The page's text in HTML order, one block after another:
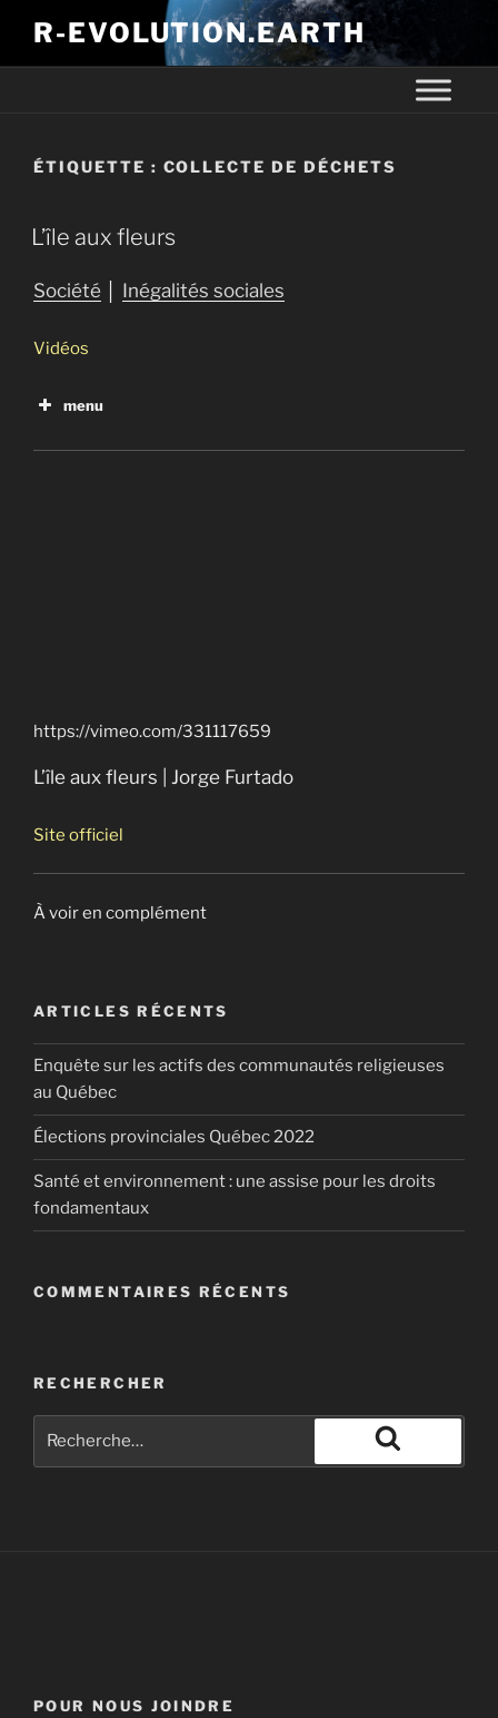
R-EVOLUTION.EARTH
ÉTIQUETTE : COLLECTE DE DÉCHETS
L’île aux fleurs
Société Inégalités sociales
Vidéos
menu
https://vimeo.com/331117659
L’île aux fleurs | Jorge Furtado
Site officiel
À voir en complément
ARTICLES RÉCENTS
Enquête sur les actifs des communautés religieuses
au Québec
Élections provinciales Québec 2022
Santé et environnement : une assise pour les droits
fondamentaux
COMMENTAIRES RÉCENTS
RECHERCHER
POUR NOUS JOINDRE